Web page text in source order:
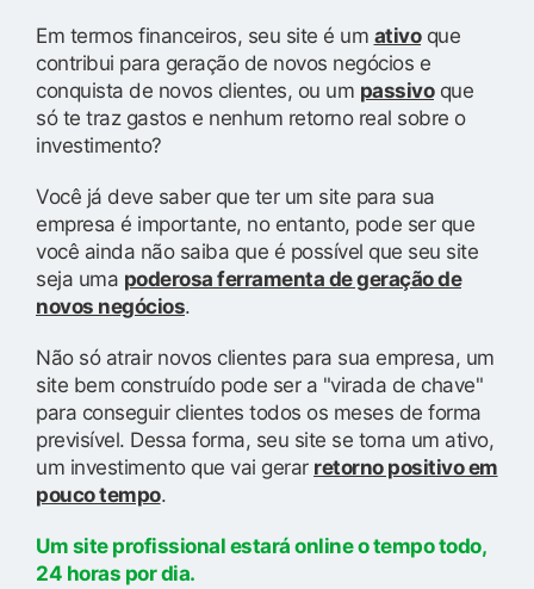
Em termos financeiros, seu site é um ativoque
contribui para geração de novos negócios e
conquista de novos clientes, ou um passivoque
só te traz gastos e nenhum retorno real sobre o
investimento?
Você já deve saber que ter um site para sua
empresa é importante, no entanto, pode ser que
você ainda não saiba que é possível que seu site
seja uma poderosa ferramenta de geração de
novos negócios.
Não só atrair novos clientes para sua empresa, um
site bem construído pode ser a "virada de chave"
para conseguir clientes todos os meses de forma
previsível. Dessa forma, seu site se torna um ativo,
um investimento que vai gerar retorno positivo em
pouco tempo.
Um site profissional estará online o tempo todo,
24 horas por dia.